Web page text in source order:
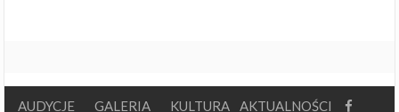
AUDYCJE
GALERIA
KULTURA
AKTUALNOŚCI